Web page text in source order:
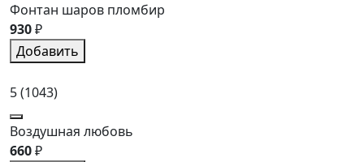
Фонтан шаров пломбир
930₽
Добавить
5(1043)
Воздушная любовь
660₽